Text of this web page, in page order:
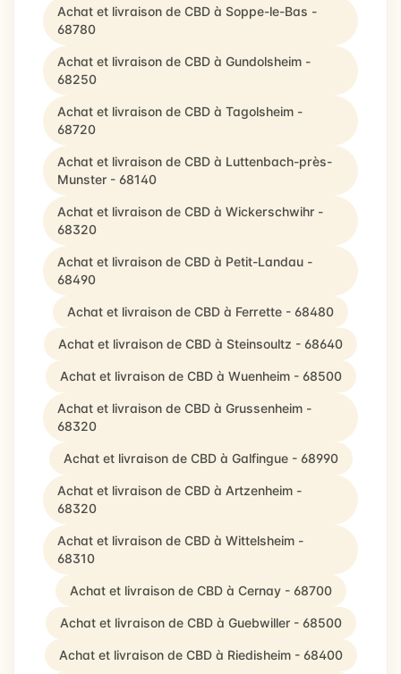
Achat et livraison de CBD à Soppe-le-Bas -
68780
Achat et livraison de CBD à Gundolsheim -
68250
Achat et livraison de CBD à Tagolsheim -
68720
Achat et livraison de CBD à Luttenbach-près-
Munster - 68140
Achat et livraison de CBD à Wickerschwihr -
68320
Achat et livraison de CBD à Petit-Landau -
68490
Achat et livraison de CBD à Ferrette - 68480
Achat et livraison de CBD à Steinsoultz - 68640
Achat et livraison de CBD à Wuenheim - 68500
Achat et livraison de CBD à Grussenheim -
68320
Achat et livraison de CBD à Galfingue - 68990
Achat et livraison de CBD à Artzenheim -
68320
Achat et livraison de CBD à Wittelsheim -
68310
Achat et livraison de CBD à Cernay - 68700
Achat et livraison de CBD à Guebwiller - 68500
Achat et livraison de CBD à Riedisheim - 68400